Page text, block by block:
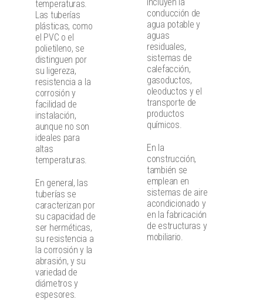
temperaturas.
Las tuberías
plásticas, como
el PVC o el
polietileno, se
distinguen por
su ligereza,
resistencia a la
corrosión y
facilidad de
instalación,
aunque no son
ideales para
altas
temperaturas.
En general, las
tuberías se
caracterizan por
su capacidad de
ser herméticas,
su resistencia a
la corrosión y la
abrasión, y su
variedad de
diámetros y
espesores.
incluyen la
conducción de
agua potable y
aguas
residuales,
sistemas de
calefacción,
gasoductos,
oleoductos y el
transporte de
productos
químicos.
En la
construcción,
también se
emplean en
sistemas de aire
acondicionado y
en la fabricación
de estructuras y
mobiliario.